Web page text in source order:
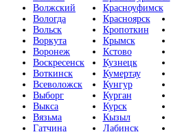
Волжский
Вологда
Вольск
Воркута
Воронеж
Воскресенск
Воткинск
Всеволожск
Выборг
Выкса
Вязьма
Гатчина
Красноуфимск
Красноярск
Кропоткин
Крымск
Кстово
Кузнецк
Кумертау
Кунгур
Курган
Курск
Кызыл
Лабинск